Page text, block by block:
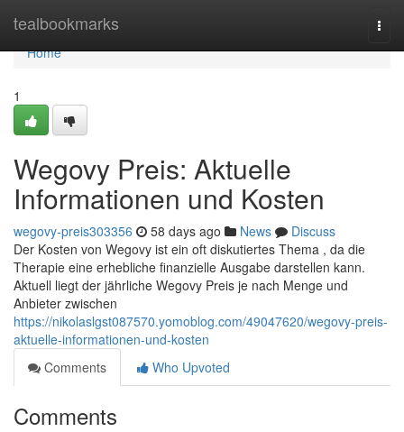
tealbookmarks
Home
Home
1
Wegovy Preis: Aktuelle
Informationen und Kosten
wegovy-preis303356 58 days ago News
Discuss
Der Kosten von Wegovy ist ein oft diskutiertes Thema , da die
Therapie eine erhebliche finanzielle Ausgabe darstellen kann.
Aktuell liegt der jährliche Wegovy Preis je nach Menge und
Anbieter zwischen
https://nikolaslgst087570.yomoblog.com/49047620/wegovy-preis-
aktuelle-informationen-und-kosten
Comments
Who Upvoted
Comments